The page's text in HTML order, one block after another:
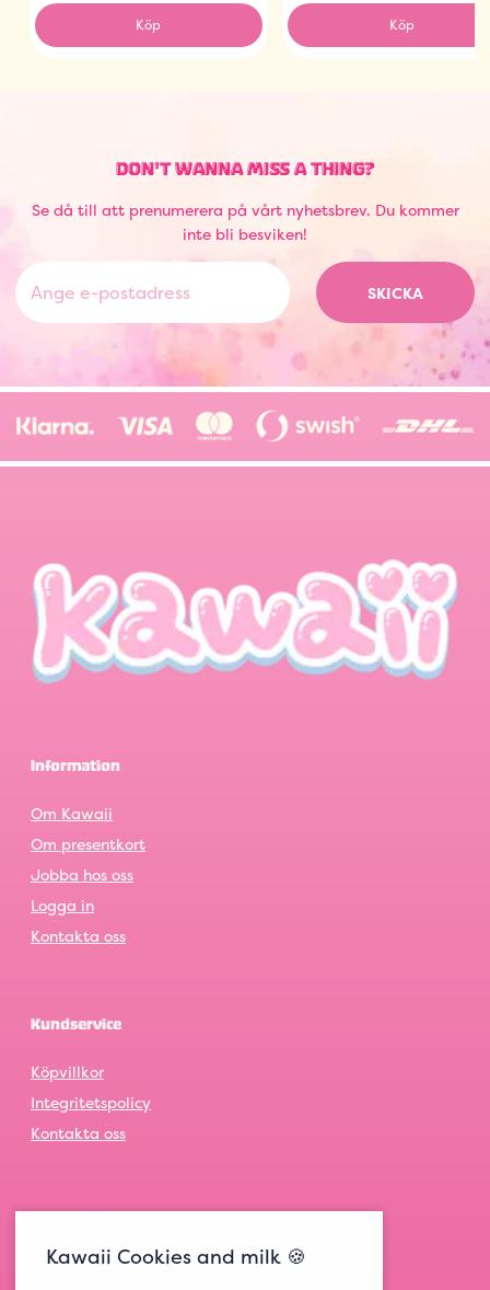
Köp Köp
DON'T WANNA MISS A THING?
Se då till att prenumerera på vårt nyhetsbrev. Du kommer
inte bli besviken!
SKICKA
Information
Om Kawaii
Om presentkort
Jobba hos oss
Logga in
Kontakta oss
Kundservice
Köpvillkor
Integritetspolicy
Kontakta oss
Göteborg
Kawaii Cookies and milk 🍪